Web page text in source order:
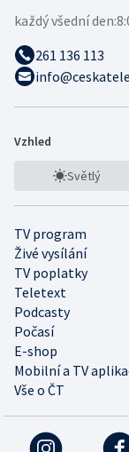
každý všední den:
261 136 113
Vzhled
Světlý
TV program
Živé vysílání
TV poplatky
Teletext
Podcasty
Počasí
E-shop
Mobilní a TV
Vše o ČT